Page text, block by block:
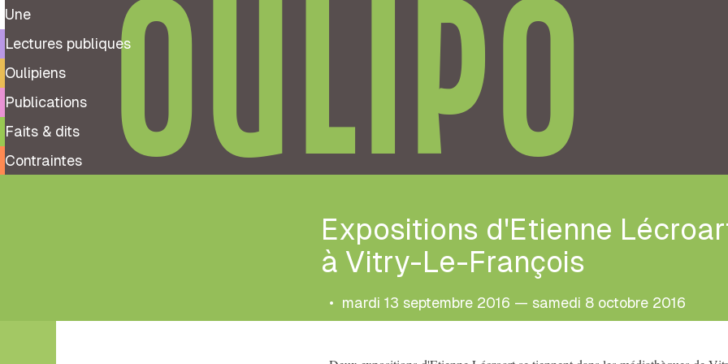
Une
Lectures publiques
Oulipiens
Publications
Faits & dits
Contraintes
OULIPO
Expositions d'Etienne
à Vitry-Le-François
• mardi 13 septembre 2016 — samedi 8 octobre 2016